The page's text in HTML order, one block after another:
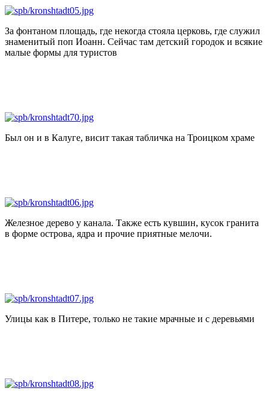
За фонтаном площадь, где некогда стояла церковь, где служил
знаменитый поп Иоанн. Сейчас там детский городок и всякие
малые формы для туристов
Был он и в Калуге, висит такая табличка на Троицком храме
Железное дерево у канала. Также есть кувшин, кусок гранита
в форме острова, ядра и прочие приятные мелочи.
Улицы как в Питере, только не такие мрачные и с деревьями